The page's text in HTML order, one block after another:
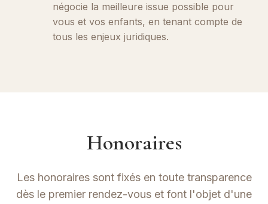
négocie la meilleure issue possible pour
vous et vos enfants, en tenant compte de
tous les enjeux juridiques.
Honoraires
Les honoraires sont fixés en toute transparence
dès le premier rendez-vous et font l'objet d'une